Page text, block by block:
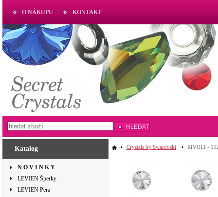
Katalog
N O V I N K Y
LEVIEN Šperky
LEVIEN Pera
Crystals by Swarovski RIVOLI -
O NÁKUPU KONTAKT
AKTUAL
www.aktual-koralky.cz
HLEDAT